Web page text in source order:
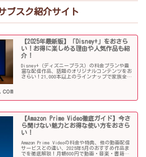
ブスク紹介サイト
【2025年最新版】「Disney+」をおさら
い！お得に楽しめる理由や人気作品も紹
介！
Disney+（ディズニープラス）の料金プランや豊
富な配信作品、話題のオリジナルコンテンツをお
さらい！21,000本以上のラインナップで家族全員
【Amazon Prime Video徹底ガイド】今さ
ら聞けない魅力とお得な使い方をおさら
い！
Amazon Prime Videoの料金や特典、他の動画配信
サービスとの違い、2025年5月のおすすめ作品ま
でを徹底解説！月額600円で動画・音楽・書籍ま